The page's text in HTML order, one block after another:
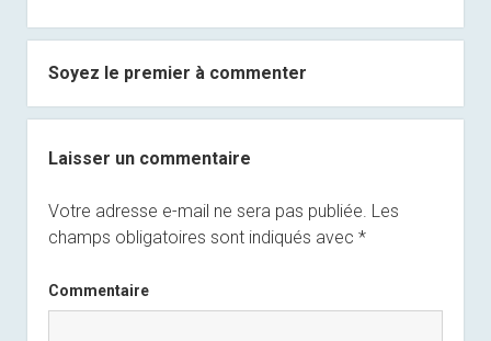
Soyez le premier à commenter
Laisser un commentaire
Votre adresse e-mail ne sera pas publiée. Les
champs obligatoires sont indiqués avec *
Commentaire